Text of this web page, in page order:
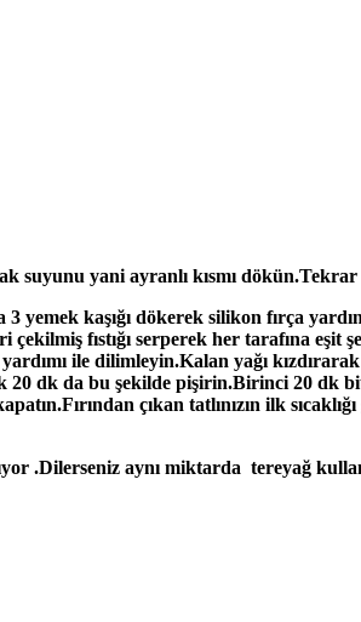
suyunu yani ayranlı kısmı
kaşığı dökerek silikon fırça
fıstığı serperek her tarafına eşit
ile dilimleyin.Kalan yağı
20 dk da bu şekilde pişirin.Birinci 20
çıkan tatlınızın ilk
.Dilerseniz aynı miktarda tereyağ